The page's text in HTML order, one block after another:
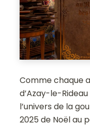
Comme chaque
d’Azay-le-
l’univers de la
2025 de Noël au